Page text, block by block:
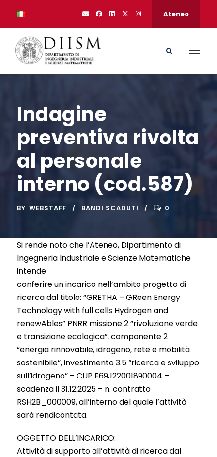
Ateneo
Indagine
preventiva rivolta
al personale
interno (cod.587)
BY WEBSTAFF BANDI SCADUTI 0
Si rende noto che l’Ateneo, Dipartimento di
Ingegneria Industriale e Scienze Matematiche
intende
conferire un incarico nell’ambito progetto di
ricerca dal titolo: “GRETHA – GReen Energy
Technology with full cells Hydrogen and
renewAbles” PNRR missione 2 “rivoluzione verde
e transizione ecologica”, componente 2
“energia rinnovabile, idrogeno, rete e mobilità
sostenibile”, investimento 3.5 “ricerca e sviluppo
sull’idrogeno” – CUP F69J22001890004 –
scadenza il 31.12.2025 – n. contratto
RSH2B_000009, all’interno del quale l’attività
sarà rendicontata.
OGGETTO DELL’INCARICO:
Attività di supporto all’attività di ricerca dal